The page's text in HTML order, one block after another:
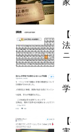
家